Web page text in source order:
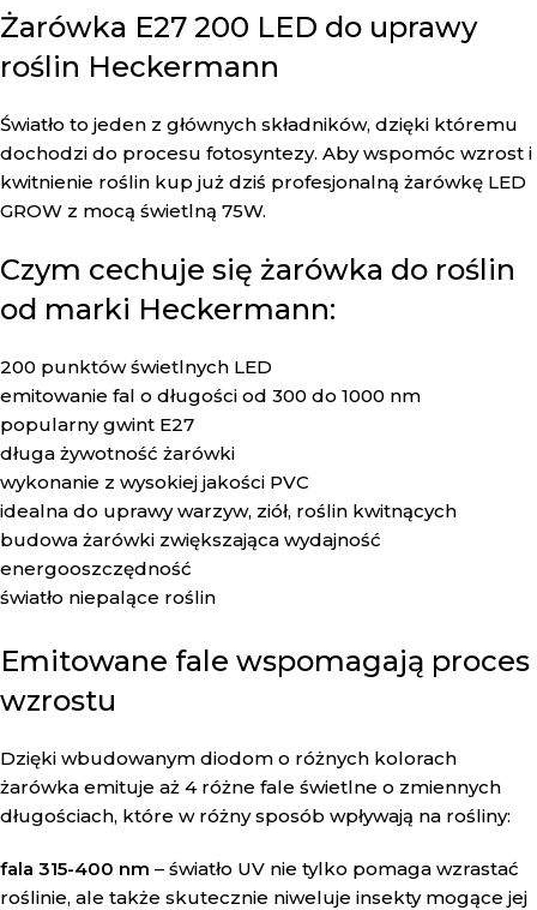
Żarówka E27 200 LED do uprawy
roślin Heckermann
Światło to jeden z głównych składników, dzięki któremu
dochodzi do procesu fotosyntezy. Aby wspomóc wzrost i
kwitnienie roślin kup już dziś profesjonalną żarówkę LED
GROW z mocą świetlną 75W.
Czym cechuje się żarówka do roślin
od marki Heckermann:
200 punktów świetlnych LED
emitowanie fal o długości od 300 do 1000 nm
popularny gwint E27
długa żywotność żarówki
wykonanie z wysokiej jakości PVC
idealna do uprawy warzyw, ziół, roślin kwitnących
budowa żarówki zwiększająca wydajność
energooszczędność
światło niepalące roślin
Emitowane fale wspomagają proces
wzrostu
Dzięki wbudowanym diodom o różnych kolorach
żarówka emituje aż 4 różne fale świetlne o zmiennych
długościach, które w różny sposób wpływają na rośliny:
fala 315-400 nm – światło UV nie tylko pomaga wzrastać
roślinie, ale także skutecznie niweluje insekty mogące jej